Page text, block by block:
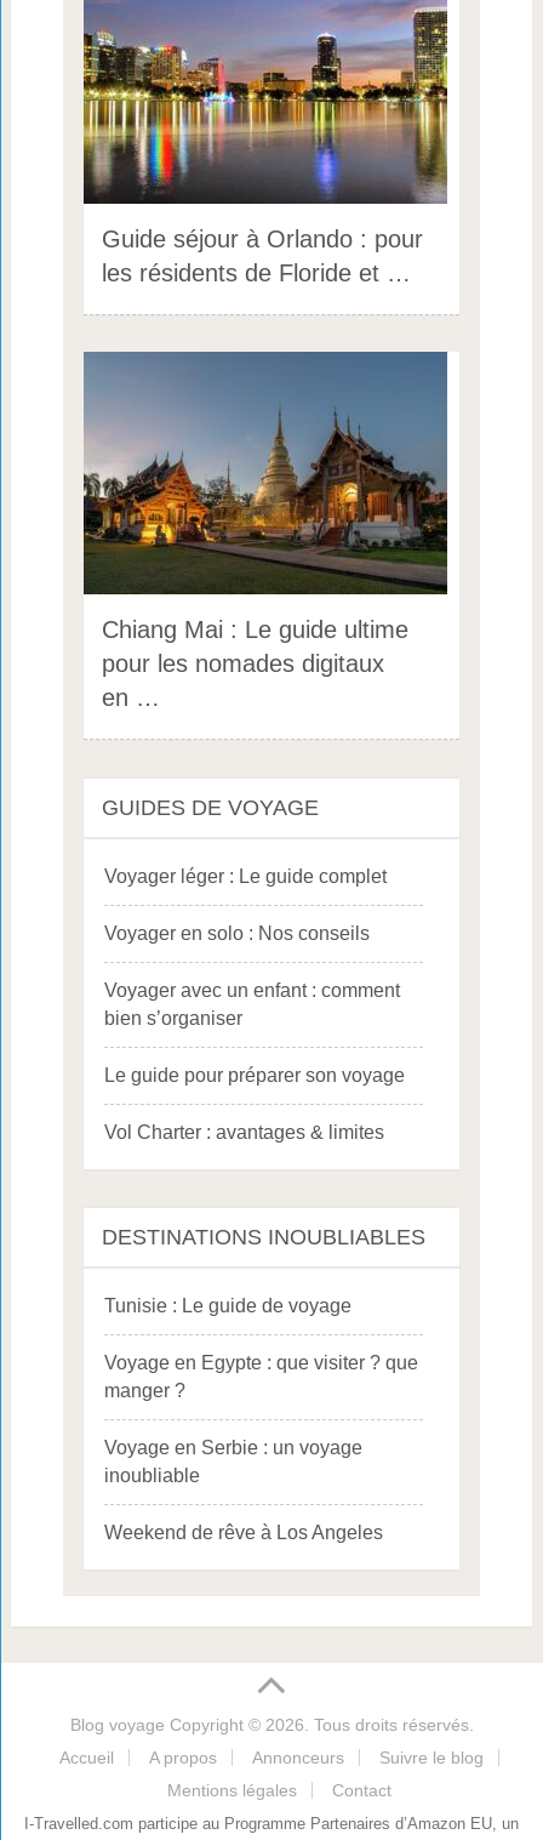
Guide séjour à Orlando : pour
les résidents de Floride et …
Chiang Mai : Le guide ultime
pour les nomades digitaux
en …
GUIDES DE VOYAGE
Voyager léger : Le guide complet
Voyager en solo : Nos conseils
Voyager avec un enfant : comment
bien s’organiser
Le guide pour préparer son voyage
Vol Charter : avantages & limites
DESTINATIONS INOUBLIABLES
Tunisie : Le guide de voyage
Voyage en Egypte : que visiter ? que
manger ?
Voyage en Serbie : un voyage
inoubliable
Weekend de rêve à Los Angeles
Blog voyage Copyright © 2026. Tous droits réservés.
Accueil
A propos Annonceurs
Suivre le blog
Mentions légales
Contact
I-Travelled.com participe au Programme Partenaires d’Amazon EU, un